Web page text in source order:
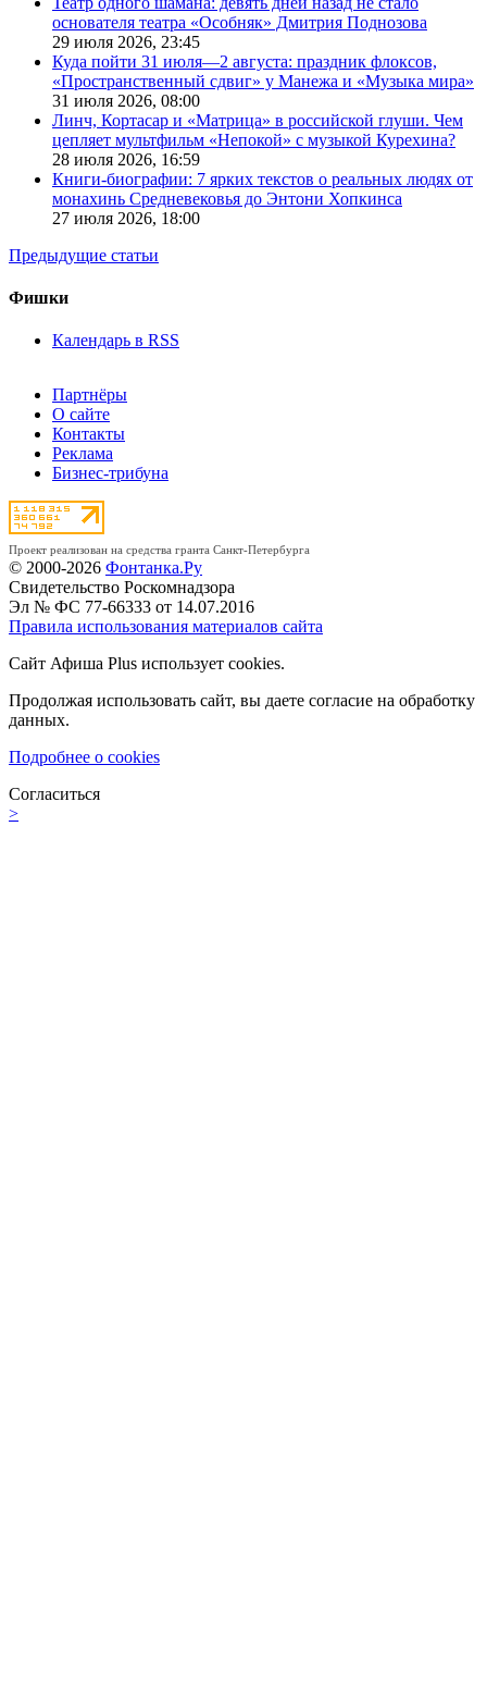
основателя театра «Особняк» Дмитрия Поднозова
29 июля 2026, 23:45
Куда пойти 31 июля—2 августа: праздник флоксов,
«Пространственный сдвиг» у Манежа и «Музыка мира»
31 июля 2026, 08:00
Линч, Кортасар и «Матрица» в российской глуши. Чем
цепляет мультфильм «Непокой» с музыкой Курехина?
28 июля 2026, 16:59
Книги-биографии: 7 ярких текстов о реальных людях от
монахинь Средневековья до Энтони Хопкинса
27 июля 2026, 18:00
Предыдущие статьи
Фишки
Календарь в RSS
Партнёры
О сайте
Контакты
Реклама
Бизнес-трибуна
Проект реализован на средства гранта Санкт-Петербурга
© 2000-2026 Фонтанка.Ру
Свидетельство Роскомнадзора
Эл № ФС 77-66333 от 14.07.2016
Правила использования материалов сайта
Сайт Афиша Plus использует cookies.
Продолжая использовать сайт, вы даете согласие на обработку
данных.
Подробнее о cookies
Согласиться
>